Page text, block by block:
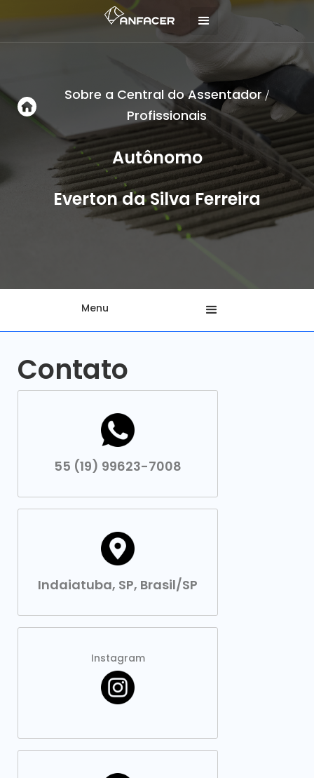
Sobre a Central do Assentador/
Profissionais
Autônomo
Everton da Silva Ferreira
Menu
Contato
55 (19) 99623-7008
Indaiatuba, SP, Brasil/SP
Instagram